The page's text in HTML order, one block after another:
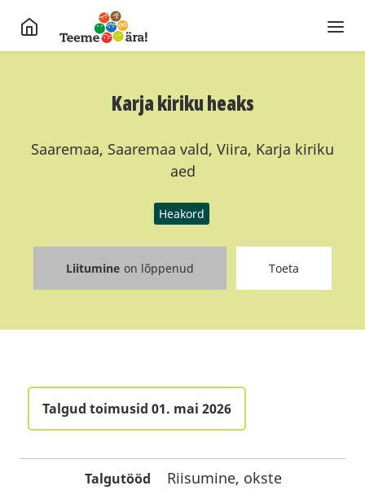
Karja kiriku heaks
Saaremaa, Saaremaa vald, Viira, Karja kiriku
aed
Heakord
Liitumine on lõppenud Toeta
Talgud toimusid 01. mai 2026
Talgutööd
Riisumine, okste